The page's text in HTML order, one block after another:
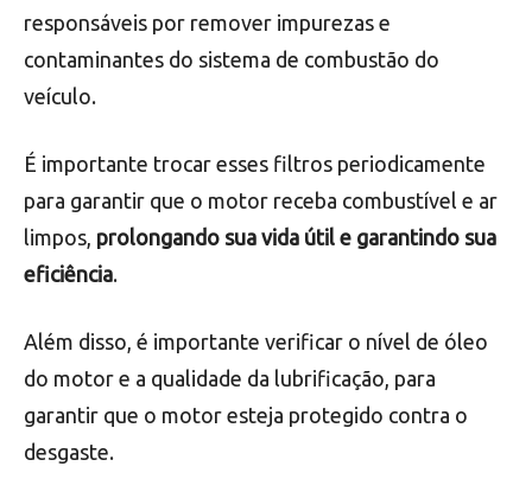
suspensão em boas condições pode ajudar a
prevenir acidentes e prolongar a vida útil do
veículo.
Filtros e lubrificação
Os filtros de óleo, ar e combustível são
responsáveis por remover impurezas e
contaminantes do sistema de combustão do
É importante trocar esses filtros periodicamente
para garantir que o motor receba combustível e ar
limpos,prolongando sua vida útil e garantindo sua